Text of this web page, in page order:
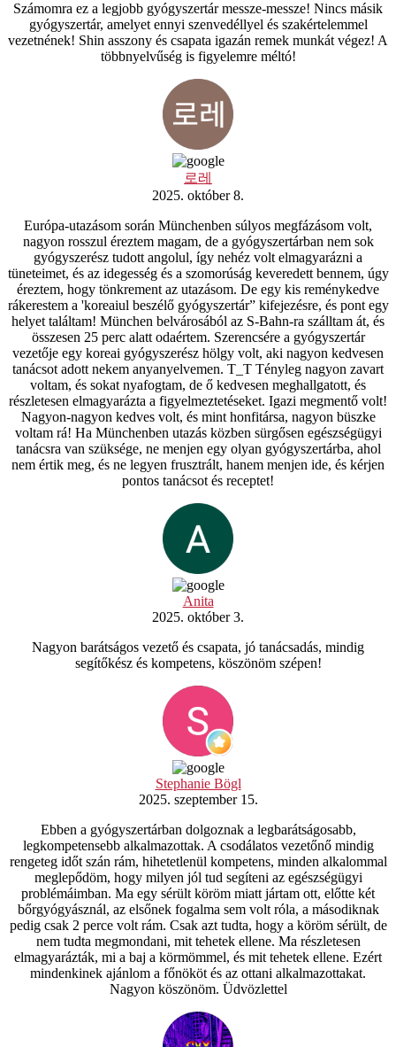
Számomra ez a legjobb gyógyszertár messze-messze! Nincs másik
gyógyszertár, amelyet ennyi szenvedéllyel és szakértelemmel
vezetnének! Shin asszony és csapata igazán remek munkát végez! A
többnyelvűség is figyelemre méltó!
로레
2025. október 8.
Európa-utazásom során Münchenben súlyos megfázásom volt,
nagyon rosszul éreztem magam, de a gyógyszertárban nem sok
gyógyszerész tudott angolul, így nehéz volt elmagyarázni a
tüneteimet, és az idegesség és a szomorúság keveredett bennem, úgy
éreztem, hogy tönkrement az utazásom. De egy kis reménykedve
rákerestem a 'koreaiul beszélő gyógyszertár” kifejezésre, és pont egy
helyet találtam! München belvárosából az S-Bahn-ra szálltam át, és
összesen 25 perc alatt odaértem. Szerencsére a gyógyszertár
vezetője egy koreai gyógyszerész hölgy volt, aki nagyon kedvesen
tanácsot adott nekem anyanyelvemen. T_T Tényleg nagyon zavart
voltam, és sokat nyafogtam, de ő kedvesen meghallgatott, és
részletesen elmagyarázta a figyelmeztetéseket. Igazi megmentő volt!
Nagyon-nagyon kedves volt, és mint honfitársa, nagyon büszke
voltam rá! Ha Münchenben utazás közben sürgősen egészségügyi
tanácsra van szüksége, ne menjen egy olyan gyógyszertárba, ahol
nem értik meg, és ne legyen frusztrált, hanem menjen ide, és kérjen
pontos tanácsot és receptet!
Anita
2025. október 3.
Nagyon barátságos vezető és csapata, jó tanácsadás, mindig
segítőkész és kompetens, köszönöm szépen!
Stephanie Bögl
2025. szeptember 15.
Ebben a gyógyszertárban dolgoznak a legbarátságosabb,
legkompetensebb alkalmazottak. A csodálatos vezetőnő mindig
rengeteg időt szán rám, hihetetlenül kompetens, minden alkalommal
meglepődöm, hogy milyen jól tud segíteni az egészségügyi
problémáimban. Ma egy sérült köröm miatt jártam ott, előtte két
bőrgyógyásznál, az elsőnek fogalma sem volt róla, a másodiknak
pedig csak 2 perce volt rám. Csak azt tudta, hogy a köröm sérült, de
nem tudta megmondani, mit tehetek ellene. Ma részletesen
elmagyarázták, mi a baj a körmömmel, és mit tehetek ellene. Ezért
mindenkinek ajánlom a főnököt és az ottani alkalmazottakat.
Nagyon köszönöm. Üdvözlettel